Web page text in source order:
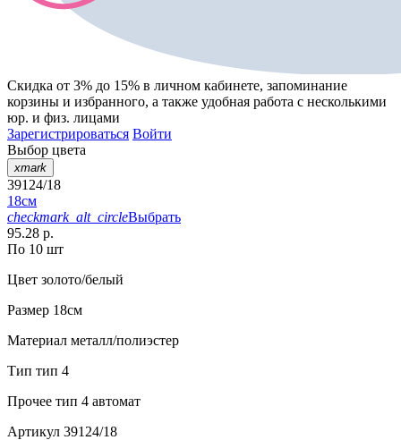
Скидка от 3% до 15% в личном кабинете, запоминание
корзины и избранного, а также удобная работа с несколькими
юр. и физ. лицами
Зарегистрироваться Войти
Выбор цвета
xmark
39124/18
18см
checkmark_alt_circleВыбрать
95.28 р.
По 10 шт
Цвет золото/белый
Размер 18см
Материал металл/полиэстер
Тип тип 4
Прочее тип 4 автомат
Артикул 39124/18